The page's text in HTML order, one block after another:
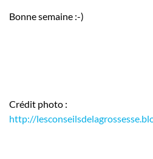
Bonne semaine :-)
Crédit photo :
http://